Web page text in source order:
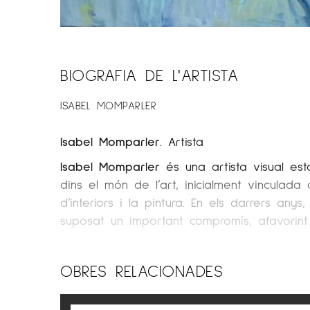
BIOGRAFIA DE L'ARTISTA
ISABEL MOMPARLER
Isabel Momparler. Artista
Isabel Momparler és una artista visual
dins el món de l’art, inicialment
d’interiors i la pintura. En els darrers
suposat un important compromís,
L’obra d’Isabel Momparler explora la
acurada al color, la textura i la llum
OBRES RELACIONADES